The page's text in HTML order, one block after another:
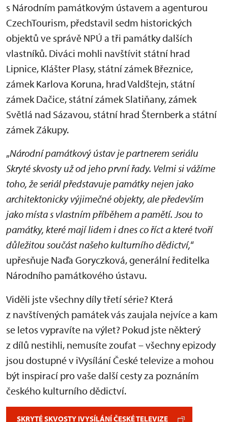
s Národním památkovým ústavem a agenturou
CzechTourism, představil sedm historických
objektů ve správě NPÚ a tři památky dalších
vlastníků. Diváci mohli navštívit státní hrad
Lipnice, Klášter Plasy, státní zámek Březnice,
zámek Karlova Koruna, hrad Valdštejn, státní
zámek Dačice, státní zámek Slatiňany, zámek
Světlá nad Sázavou, státní hrad Šternberk a státní
zámek Zákupy.
„Národní památkový ústav je partnerem seriálu
Skryté skvosty už od jeho první řady. Velmi si vážíme
toho, že seriál představuje památky nejen jako
architektonicky výjimečné objekty, ale především
jako místa s vlastním příběhem a pamětí. Jsou to
památky, které mají lidem i dnes co říct a které tvoří
důležitou součást našeho kulturního dědictví,“
upřesňuje Naďa Goryczková, generální ředitelka
Národního památkového ústavu.
Viděli jste všechny díly třetí série? Která
z navštívených památek vás zaujala nejvíce a kam
se letos vypravíte na výlet? Pokud jste některý
z dílů nestihli, nemusíte zoufat – všechny epizody
jsou dostupné v iVysílání České televize a mohou
být inspirací pro vaše další cesty za poznáním
českého kulturního dědictví.
SKRYTÉ SKVOSTY IVYSÍLÁNÍ ČESKÉ TELEVIZE